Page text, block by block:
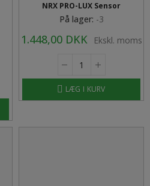
NRX PRO-LUX Sensor
På lager: -3
1.448,00 DKK Ekskl. moms
LÆG I KURV